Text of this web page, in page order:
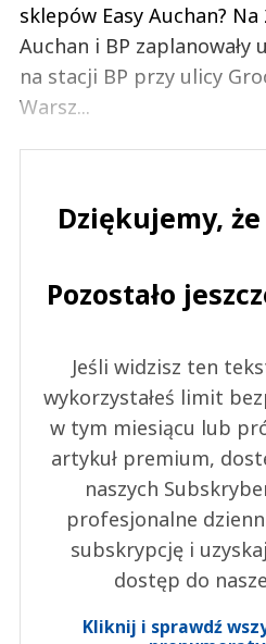
sklepów Easy Auchan?
Auchan i BP
na stacji BP przy ulicy
Warsz...
Dziękujemy,
Pozostało
Jeśli widzisz ten
wykorzystałeś limit
w tym miesiącu lub
artykuł premium,
naszych
profesjonalne
subskrypcję i
dostęp do
Kliknij i sprawdź